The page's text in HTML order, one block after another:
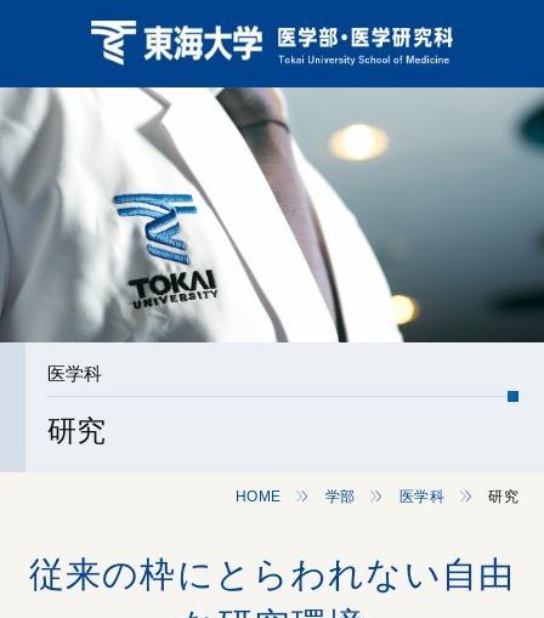
医学科
研究
HOME 学部 医学科 研究
従来の枠にとらわれない自由